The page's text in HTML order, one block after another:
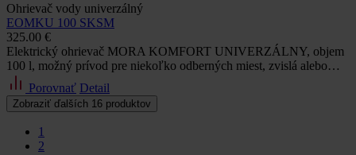
Ohrievač vody univerzálný
EOMKU 100 SKSM
325.00 €
Elektrický ohrievač MORA KOMFORT UNIVERZÁLNY, objem
100 l, možný prívod pre niekoľko odberných miest, zvislá alebo…
Porovnať Detail
Zobraziť ďalších 16 produktov
1
2